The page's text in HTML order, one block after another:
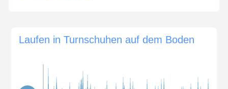
Laufen in Turnschuhen auf dem Boden